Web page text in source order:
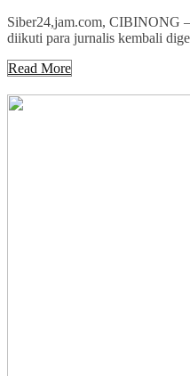
Siber24,jam.com, CIBINONG
diikuti para jurnalis kembali
Read More